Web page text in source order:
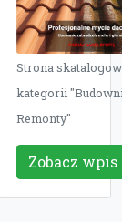
Strona
kategorii
Remonty"
Zobacz wpis